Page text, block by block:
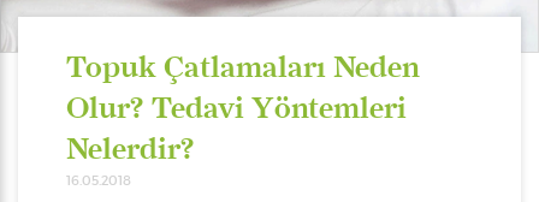
Topuk Çatlamaları Neden
Olur? Tedavi Yöntemleri
Nelerdir?
16.05.2018